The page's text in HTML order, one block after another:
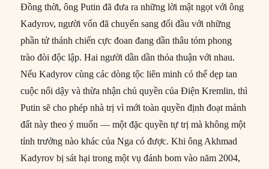
Đồng thời, ông Putin đã đưa ra những lời mật ngọt với ông
Kadyrov, người vốn đã chuyển sang đối đầu với những
phần tử thánh chiến cực đoan đang dần thâu tóm phong
trào đòi độc lập. Hai người dần dần thỏa thuận với nhau.
Nếu Kadyrov cùng các dòng tộc liên minh có thể dẹp tan
cuộc nổi dậy và thừa nhận chủ quyền của Điện Kremlin, thì
Putin sẽ cho phép nhà trị vì mới toàn quyền định đoạt mảnh
đất này theo ý muốn — một đặc quyền tự trị mà không một
tỉnh trưởng nào khác của Nga có được. Khi ông Akhmad
Kadyrov bị sát hại trong một vụ đánh bom vào năm 2004,